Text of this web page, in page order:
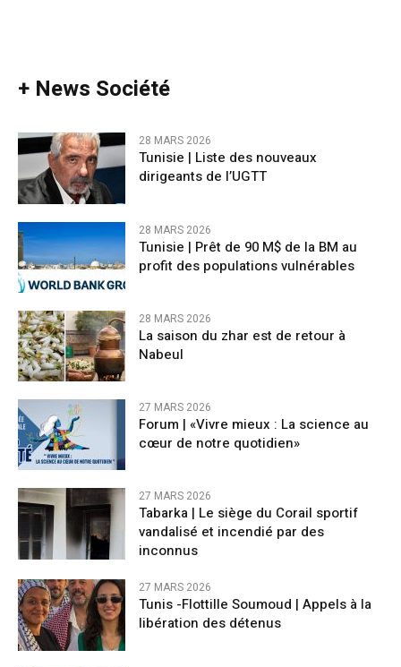
+ News Société
28 MARS 2026
Tunisie | Liste des nouveaux
dirigeants de l’UGTT
28 MARS 2026
Tunisie | Prêt de 90 M$ de la BM au
profit des populations vulnérables
28 MARS 2026
La saison du zhar est de retour à
Nabeul
27 MARS 2026
Forum | «Vivre mieux : La science au
cœur de notre quotidien»
27 MARS 2026
Tabarka | Le siège du Corail sportif
vandalisé et incendié par des
inconnus
27 MARS 2026
Tunis -Flottille Soumoud | Appels à la
libération des détenus